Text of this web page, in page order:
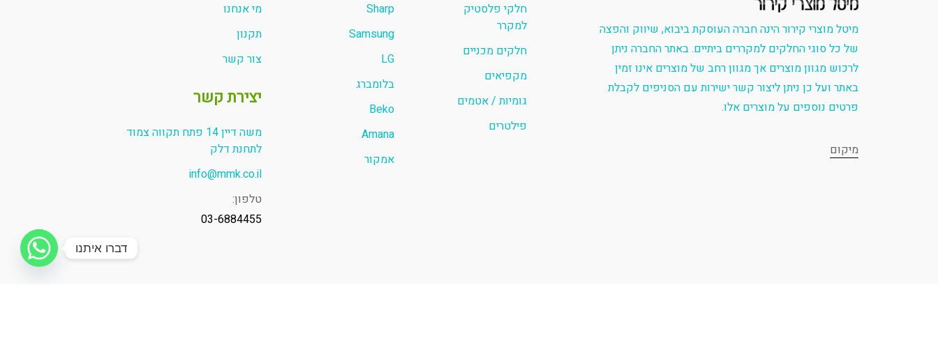
מיטל מוצרי קירור הינה חברה העוסקת ביבוא, שיווק והפצה
של כל סוגי החלקים למקררים ביתיים. באתר החברה ניתן
לרכוש מגוון מוצרים אך מגוון רחב של מוצרים אינו זמין
באתר ועל כן ניתן ליצור קשר ישירות עם הסניפים לקבלת
פרטים נוספים על מוצרים אלו.
מיקום
חלקי פלסטיק
למקרר
חלקים מכניים
מקפיאים
גומיות / אטמים
פילטרים
Sharp
Samsung
LG
בלומברג
Beko
Amana
אמקור
מי אנחנו
תקנון
צור קשר
יצירת קשר
משה דיין 14 פתח תקווה צמוד
לתחנת דלק
info@mmk.co.il
טלפון:
03-6884455
דברו איתנו